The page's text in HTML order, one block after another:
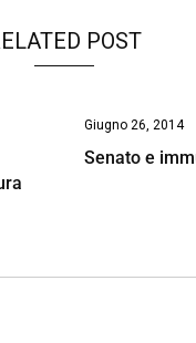
POST
Giugno 26, 2014
Senato e